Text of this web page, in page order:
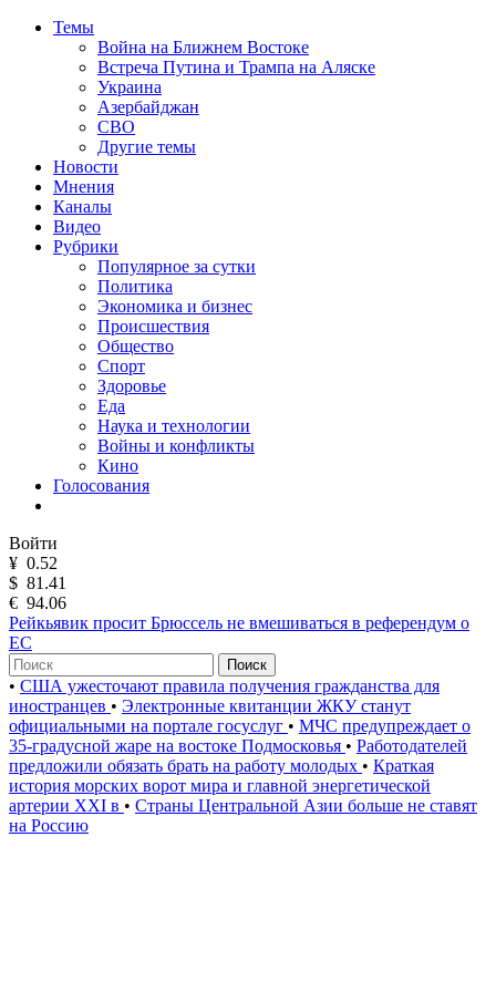
Темы
Война на Ближнем Востоке
Встреча Путина и Трампа на Аляске
Украина
Азербайджан
СВО
Другие темы
Новости
Мнения
Каналы
Видео
Рубрики
Популярное за сутки
Политика
Экономика и бизнес
Происшествия
Общество
Спорт
Здоровье
Еда
Наука и технологии
Войны и конфликты
Кино
Голосования
Войти
¥ 0.52
$ 81.41
€ 94.06
Рейкьявик просит Брюссель не вмешиваться в референдум о
ЕС
Поиск
• США ужесточают правила получения гражданства для
иностранцев • Электронные квитанции ЖКУ станут
официальными на портале госуслуг • МЧС предупреждает о
35-градусной жаре на востоке Подмосковья • Работодателей
предложили обязать брать на работу молодых • Краткая
история морских ворот мира и главной энергетической
артерии XXI в • Страны Центральной Азии больше не ставят
на Россию